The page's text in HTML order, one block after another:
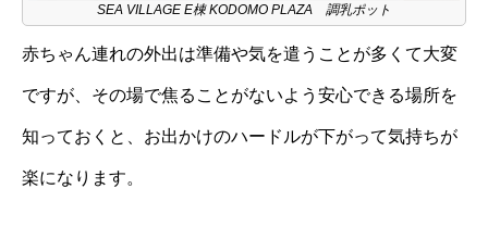
SEA VILLAGE E棟 KODOMO PLAZA 調乳ポット
赤ちゃん連れの外出は準備や気を遣うことが多くて大変
ですが、その場で焦ることがないよう安心できる場所を
知っておくと、お出かけのハードルが下がって気持ちが
楽になります。